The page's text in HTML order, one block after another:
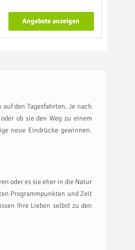
Angebote anzeigen
den Tagesfahrten. Je nach
ob sie den Weg zu einem
neue Eindrücke gewinnen.
oder es sie eher in die Natur
Programmpunkten und Zeit
Ihre Lieben selbst zu den